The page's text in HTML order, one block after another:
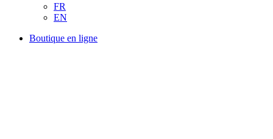
FR
EN
Boutique en ligne